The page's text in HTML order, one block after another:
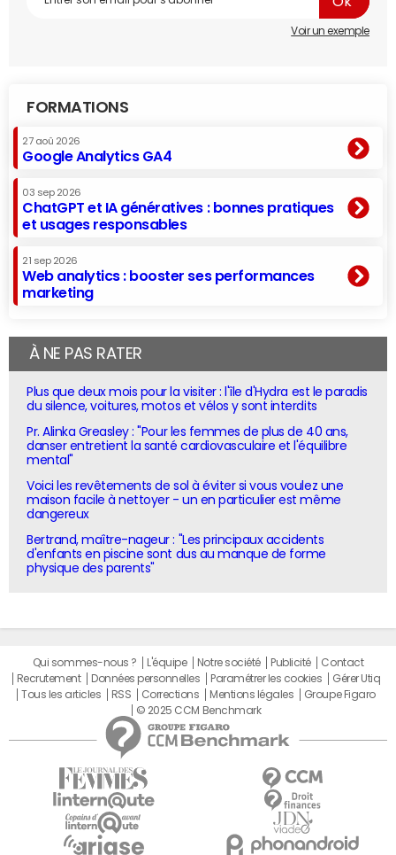
Voir un exemple
FORMATIONS
27 aoû 2026
Google Analytics GA4
03 sep 2026
ChatGPT et IA génératives : bonnes pratiques
et usages responsables
21 sep 2026
Web analytics : booster ses performances
marketing
À NE PAS RATER
Plus que deux mois pour la visiter : l'île d'Hydra est le paradis
du silence, voitures, motos et vélos y sont interdits
Pr. Alinka Greasley : "Pour les femmes de plus de 40 ans,
danser entretient la santé cardiovasculaire et l'équilibre
mental"
Voici les revêtements de sol à éviter si vous voulez une
maison facile à nettoyer - un en particulier est même
dangereux
Bertrand, maître-nageur : "Les principaux accidents
d'enfants en piscine sont dus au manque de forme
physique des parents"
Qui sommes-nous ? L'équipe Notre société Publicité
Contact
Recrutement
Données personnelles Paramétrer les cookies
Gérer Utiq
Tous les articles
RSS Corrections Mentions légales
Groupe Figaro
© 2025 CCM Benchmark